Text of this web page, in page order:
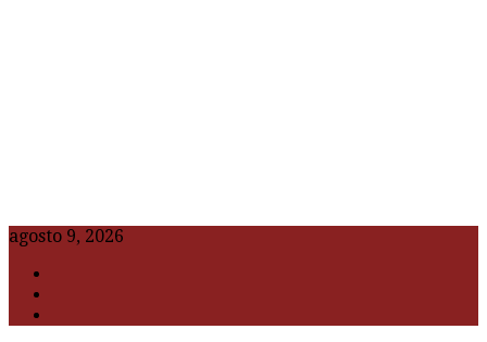
agosto 9, 2026